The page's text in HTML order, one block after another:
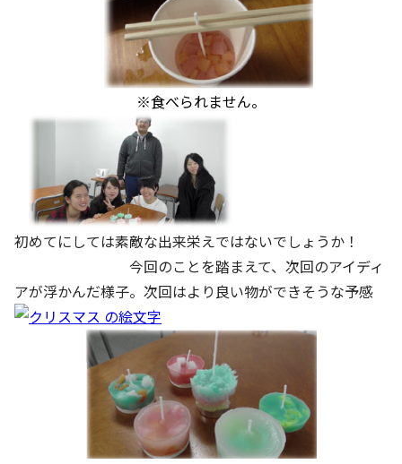
※食べられません。
初めてにしては素敵な出来栄えではないでしょうか！
今回のことを踏まえて、次回のアイディ
アが浮かんだ様子。次回はより良い物ができそうな予感